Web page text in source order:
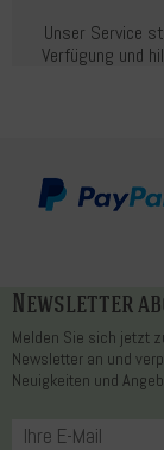
Unser Service
Verfügung und
Newsletter
Melden Sie sich jetzt
Newsletter an und
Neuigkeiten und